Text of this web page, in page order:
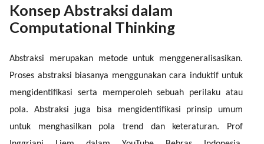
Konsep Abstraksi dalam
Computational Thinking
Abstraksi merupakan metode untuk menggeneralisasikan.
Proses abstraksi biasanya menggunakan cara induktif untuk
mengidentifikasi serta memperoleh sebuah perilaku atau
pola. Abstraksi juga bisa mengidentifikasi prinsip umum
untuk menghasilkan pola trend dan keteraturan. Prof